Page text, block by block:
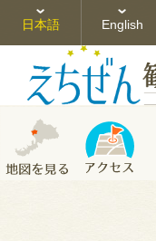
日本語 English